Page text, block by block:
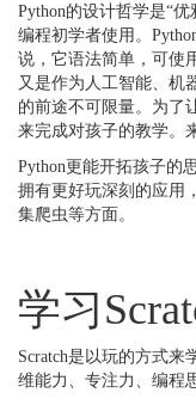
Python的设计哲学是“优
编程初学者使用。
说，它语法简单，可使
又是作为人工智能、机
的前途不可限量。为了
来完成对孩子的教学。
Python更能开拓孩子的
拥有更好玩深刻的应用
集爬虫等方面。
学习
Scratch是以玩的方式
维能力、专注力、编程